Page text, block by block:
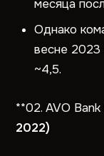
месяца
Однако
весне 2023
~4,5.
**02. AVO
2022)